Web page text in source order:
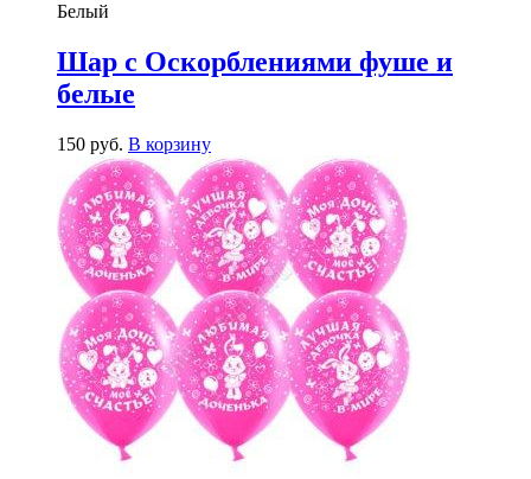
Белый
Шар с Оскорблениями фуше и
белые
150 руб. В корзину